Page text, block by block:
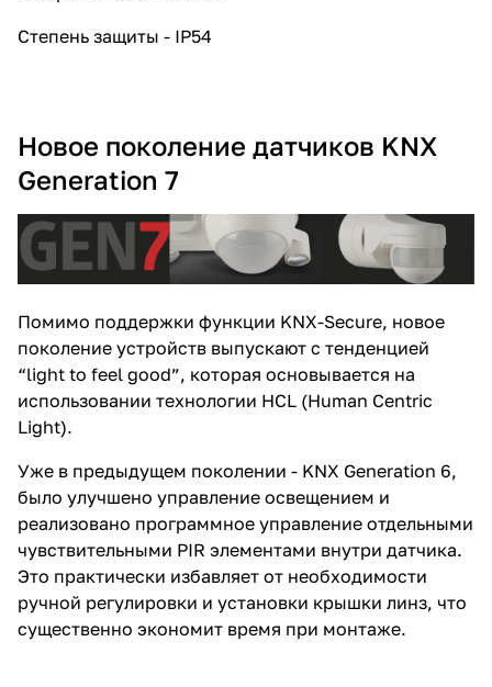
Степень защиты - IP54
Новое поколение датчиков KNX
Generation 7
Помимо поддержки функции KNX-Secure, новое
поколение устройств выпускают с тенденцией
“light to feel good”, которая основывается на
использовании технологии HCL (Human Centric
Light).
Уже в предыдущем поколении - KNX Generation 6,
было улучшено управление освещением и
реализовано программное управление отдельными
чувствительными PIR элементами внутри датчика.
Это практически избавляет от необходимости
ручной регулировки и установки крышки линз, что
существенно экономит время при монтаже.